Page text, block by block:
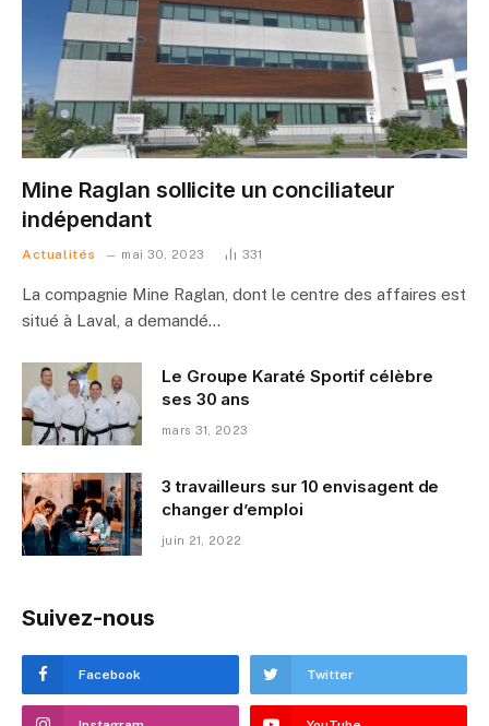
Mine Raglan sollicite un conciliateur
indépendant
Actualités mai 30, 2023 331
La compagnie Mine Raglan, dont le centre des affaires est
situé à Laval, a demandé…
Le Groupe Karaté Sportif célèbre
ses 30 ans
mars 31, 2023
3 travailleurs sur 10 envisagent de
changer d’emploi
juin 21, 2022
Suivez-nous
Facebook Twitter